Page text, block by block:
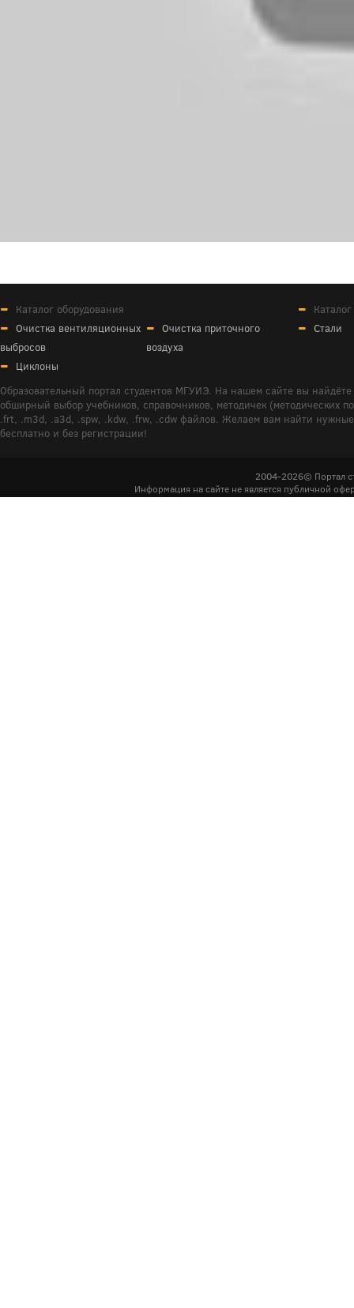
Каталог оборудования
Очистка вентиляционных
выбросов
Очистка приточного
воздуха
Циклоны
Стали
Образовательный портал студентов МГУИЭ. На нашем сайте вы
обширный выбор учебников, справочников, методичек (методических
.frt, .m3d, .a3d, .spw, .kdw, .frw, .cdw файлов. Желаем вам найти
бесплатно и без регистрации!
2004-2026© Портал
Информация на сайте не является публичной